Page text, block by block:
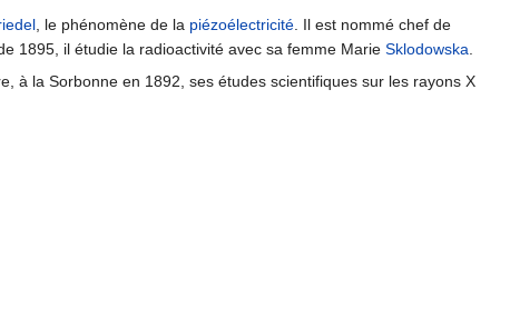
, le phénomène de la piézoélectricité. Il est nommé chef de
1895, il étudie la radioactivité avec sa femme Marie Sklodowska.
à la Sorbonne en 1892, ses études scientifiques sur les rayons X